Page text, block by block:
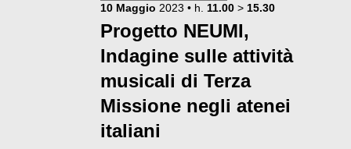
10 Maggio 2023 • h. 11.00 > 15.30
Progetto NEUMI,
Indagine sulle attività
musicali di Terza
Missione negli atenei
italiani